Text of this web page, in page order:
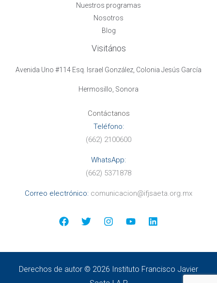
Nuestros programas
Nosotros
Blog
Visitános
Avenida Uno #114 Esq. Israel González, Colonia Jesús García
Hermosillo, Sonora
Contáctanos
Teléfono:
(662) 2100600
WhatsApp:
(662) 5371878
Correo electrónico: comunicacion@ifjsaeta.org.mx
Derechos de autor © 2026 Instituto Francisco Javier